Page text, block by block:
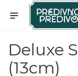
Deluxe
(13cm)